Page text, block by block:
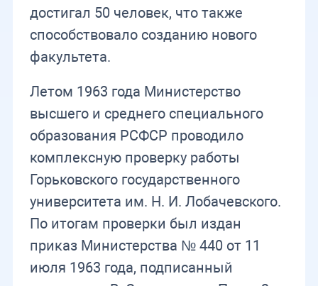
достигал 50 человек, что также
способствовало созданию нового
факультета.
Летом 1963 года Министерство
высшего и среднего специального
образования РСФСР проводило
комплексную проверку работы
Горьковского государственного
университета им. Н. И. Лобачевского.
По итогам проверки был издан
приказ Министерства № 440 от 11
июля 1963 года, подписанный